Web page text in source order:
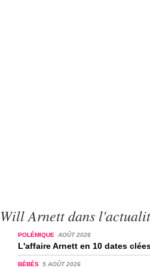
Will Arnett dans
POLÉMIQUE AOÛT 2026
L'affaire Arnett en 10 dates
BÉBÉS 5 AOÛT 2026